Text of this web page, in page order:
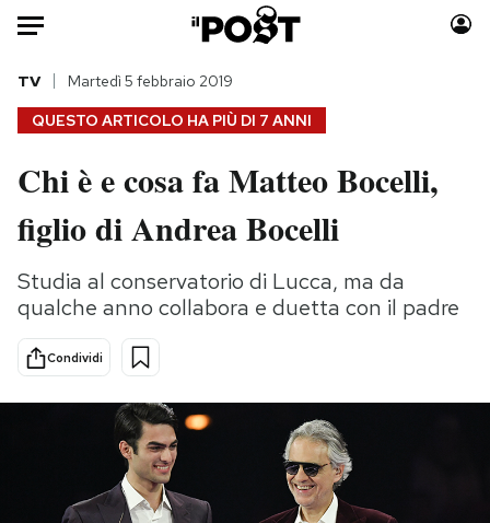
HOME
Italia
Politica
Tecnologia
Internet
Scienza
Cultura
Economia
Moda
Consumismi
Storie/Idee
Ok Boomer!
Altrecose
Mondiali calcio 2026
QUESTO ARTICOLO HA PIÙ DI 7 ANNI
TV Martedì 5 febbraio 2019
Chi è e cosa fa Matteo Bocelli,
figlio di Andrea Bocelli
Studia al conservatorio di Lucca, ma da
qualche anno collabora e duetta con il padre
Condividi